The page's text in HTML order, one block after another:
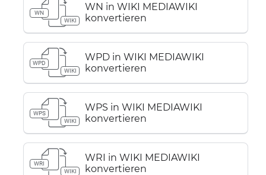
WN
WIKI
WN in WIKI MEDIAWIKI
konvertieren
WPD
WIKI
WPD in WIKI MEDIAWIKI
konvertieren
WPS
WIKI
WPS in WIKI MEDIAWIKI
konvertieren
WRI
WIKI
WRI in WIKI MEDIAWIKI
konvertieren